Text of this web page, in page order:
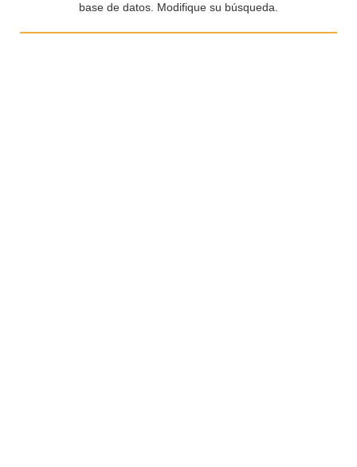
base de datos. Modifique su búsqueda.